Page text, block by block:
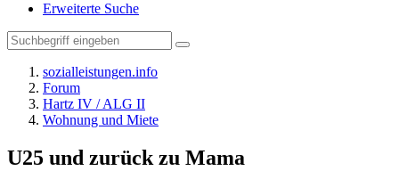
Erweiterte Suche
sozialleistungen.info
Forum
Hartz IV / ALG II
Wohnung und Miete
U25 und zurück zu Mama